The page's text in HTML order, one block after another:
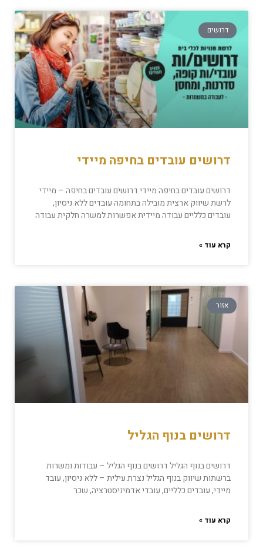
דרושים
דרושים עובדים בחיפה מיידי
דרושים עובדים בחיפה מיידי דרושים עובדים בחיפה – מיידי
לרשת שיווק ארצית מובילה בתחומה עובדים ללא ניסיון,
עובדים כלליים עבודה מיידית אפשרות למשרה חלקית עבודה
קרא עוד »
אזור
דרושים בנוף הגליל
דרושים בנוף הגליל דרושים בנוף הגליל – עבודות ומשרות
ברשתות שיווק בנוף הגליל נצרת עילית – ללא ניסיון, עובד
מיידי, עובדים כלליים, עובדי אדמיניסטרציה, שכר
קרא עוד »